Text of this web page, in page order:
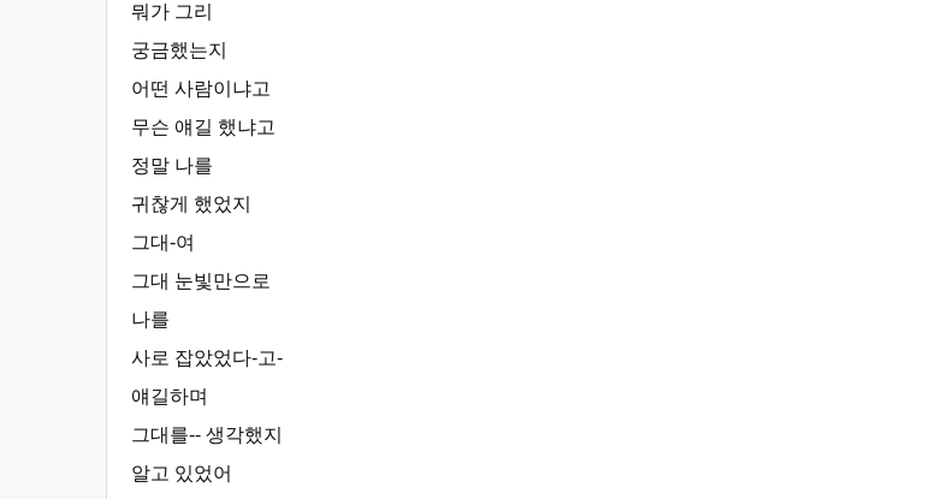
뭐가 그리
궁금했는지
어떤 사람이냐고
무슨 얘길 했냐고
정말 나를
귀찮게 했었지
그대-여
그대 눈빛만으로
나를
사로 잡았었다-고-
얘길하며
그대를-- 생각했지
알고 있었어